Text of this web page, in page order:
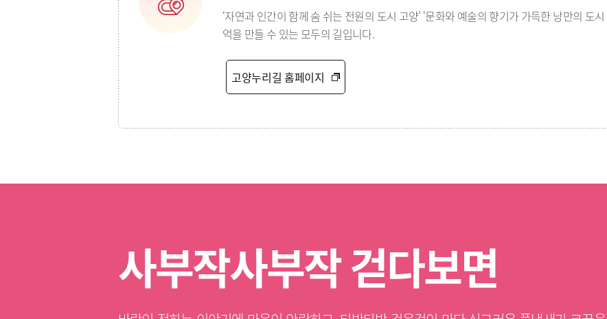
‘자연과 인간이 함께 숨 쉬는 전원의 도시 고양’ ‘문화와 예술의 향기가 가득한 낭만의 도
억을 만들 수 있는 모두의 길입니다.
고양누리길 홈페이지
사부작사부작 걷다보면